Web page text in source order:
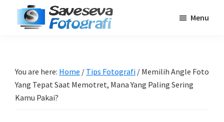
Pemula
-
Tips
Menu
You are here: Home / Tips Fotografi / Memilih Angle Foto
Yang Tepat Saat Memotret, Mana Yang Paling Sering
Kamu Pakai?